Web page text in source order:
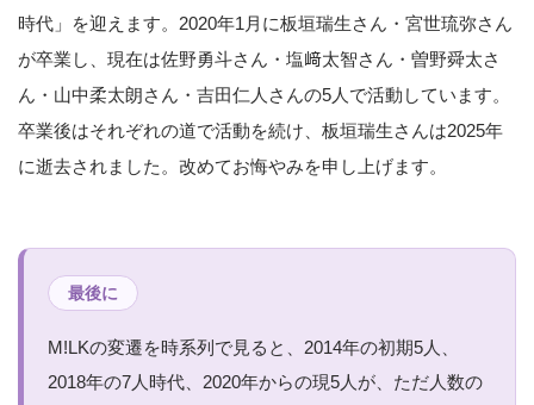
時代」を迎えます。2020年1月に板垣瑞生さん・宮世琉弥さん
が卒業し、現在は佐野勇斗さん・塩﨑太智さん・曽野舜太さ
ん・山中柔太朗さん・吉田仁人さんの5人で活動しています。
卒業後はそれぞれの道で活動を続け、板垣瑞生さんは2025年
に逝去されました。改めてお悔やみを申し上げます。
最後に
M!LKの変遷を時系列で見ると、2014年の初期5人、
2018年の7人時代、2020年からの現5人が、ただ人数の